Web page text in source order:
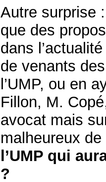
Autre surprise
que des
dans
de venants
l’UMP, ou en
Fillon, M.
avocat mais
malheureux de
l’UMP qui
?